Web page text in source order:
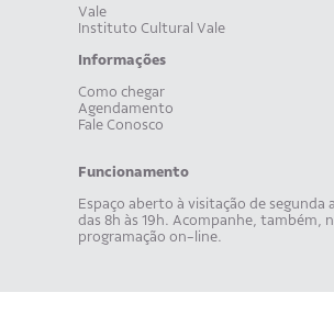
Vale
Instituto Cultural Vale
Informações
Como chegar
Agendamento
Fale Conosco
Funcionamento
Espaço aberto à visitação de segunda
das 8h às 19h. Acompanhe, também,
programação on-line.